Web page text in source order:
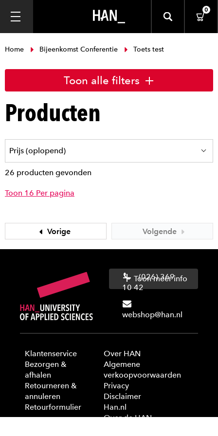
0
Home Bijeenkomst Conferentie Toets test
Toon alle filters
Producten
26 producten gevonden
Toon 16 Per pagina
Vorige Volgende
(026) 369
10 42
webshop@han.nl
Toon meer info
Klantenservice
Bezorgen &
afhalen
Retourneren &
annuleren
Retourformulier
Over HAN
Algemene
verkoopvoorwaarden
Privacy
Disclaimer
Han.nl
Over de HAN